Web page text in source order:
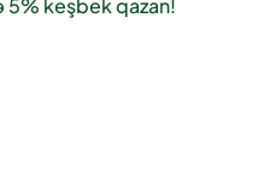
keşbek qazan!